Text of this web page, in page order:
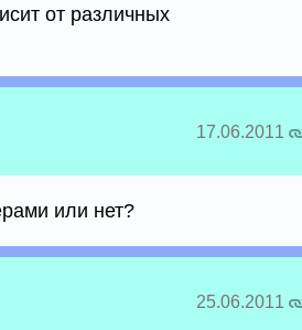
от различных
17.06.2011
или нет?
25.06.2011